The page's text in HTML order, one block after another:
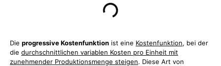
Die progressive Kostenfunktion ist eine Kostenfunktion, bei der
die durchschnittlichen variablen Kosten pro Einheit mit
zunehmender Produktionsmenge steigen. Diese Art von